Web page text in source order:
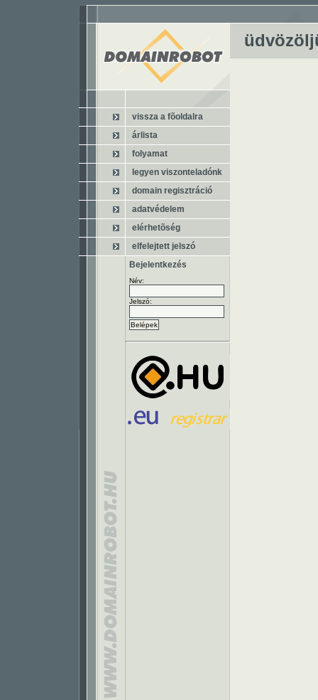
vissza a fõoldalra
árlista
folyamat
legyen viszonteladónk
domain regisztráció
adatvédelem
elérhetõség
elfelejtett jelszó
Bejelentkezés
Név:
Jelszó: